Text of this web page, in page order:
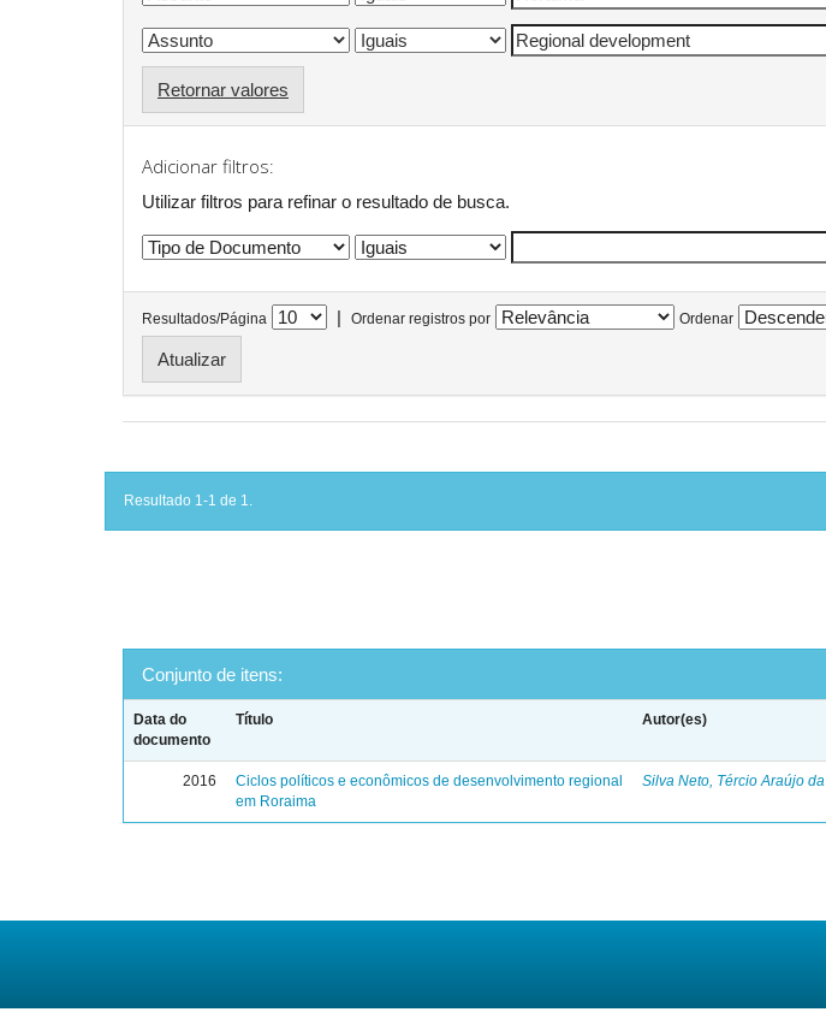
Retornar valores
Adicionar filtros:
Utilizar filtros para refinar o resultado de busca.
Resultados/Página | Ordenar registros por Ordenar
Resultado 1-1 de 1.
Conjunto de itens:
Data do
documento
Título Autor(es)
2016
Ciclos políticos e econômicos de desenvolvimento regional
em Roraima
Silva Neto, Tércio Araújo da